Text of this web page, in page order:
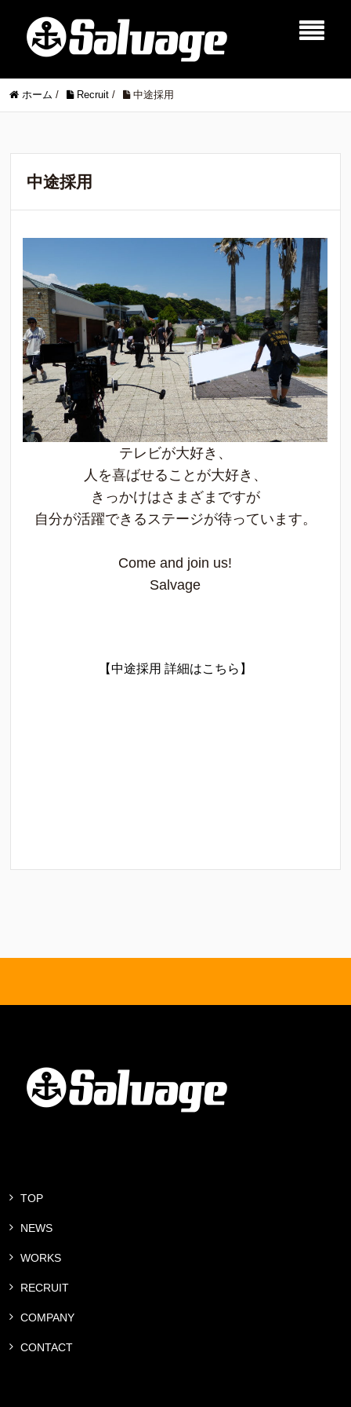
ホーム / Recruit / 中途採用
中途採用
テレビが大好き、
人を喜ばせることが大好き、
きっかけはさまざまですが
自分が活躍できるステージが待っています。
Come and join us!
Salvage
【中途採用 詳細はこちら】
TOP
NEWS
WORKS
RECRUIT
COMPANY
CONTACT